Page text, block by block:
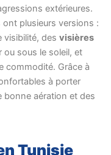
extérieures.
ont plusieurs versions :
visibilité, des visières
ou sous le soleil, et
commodité. Grâce à
à porter
bonne aération et des
Tunisie